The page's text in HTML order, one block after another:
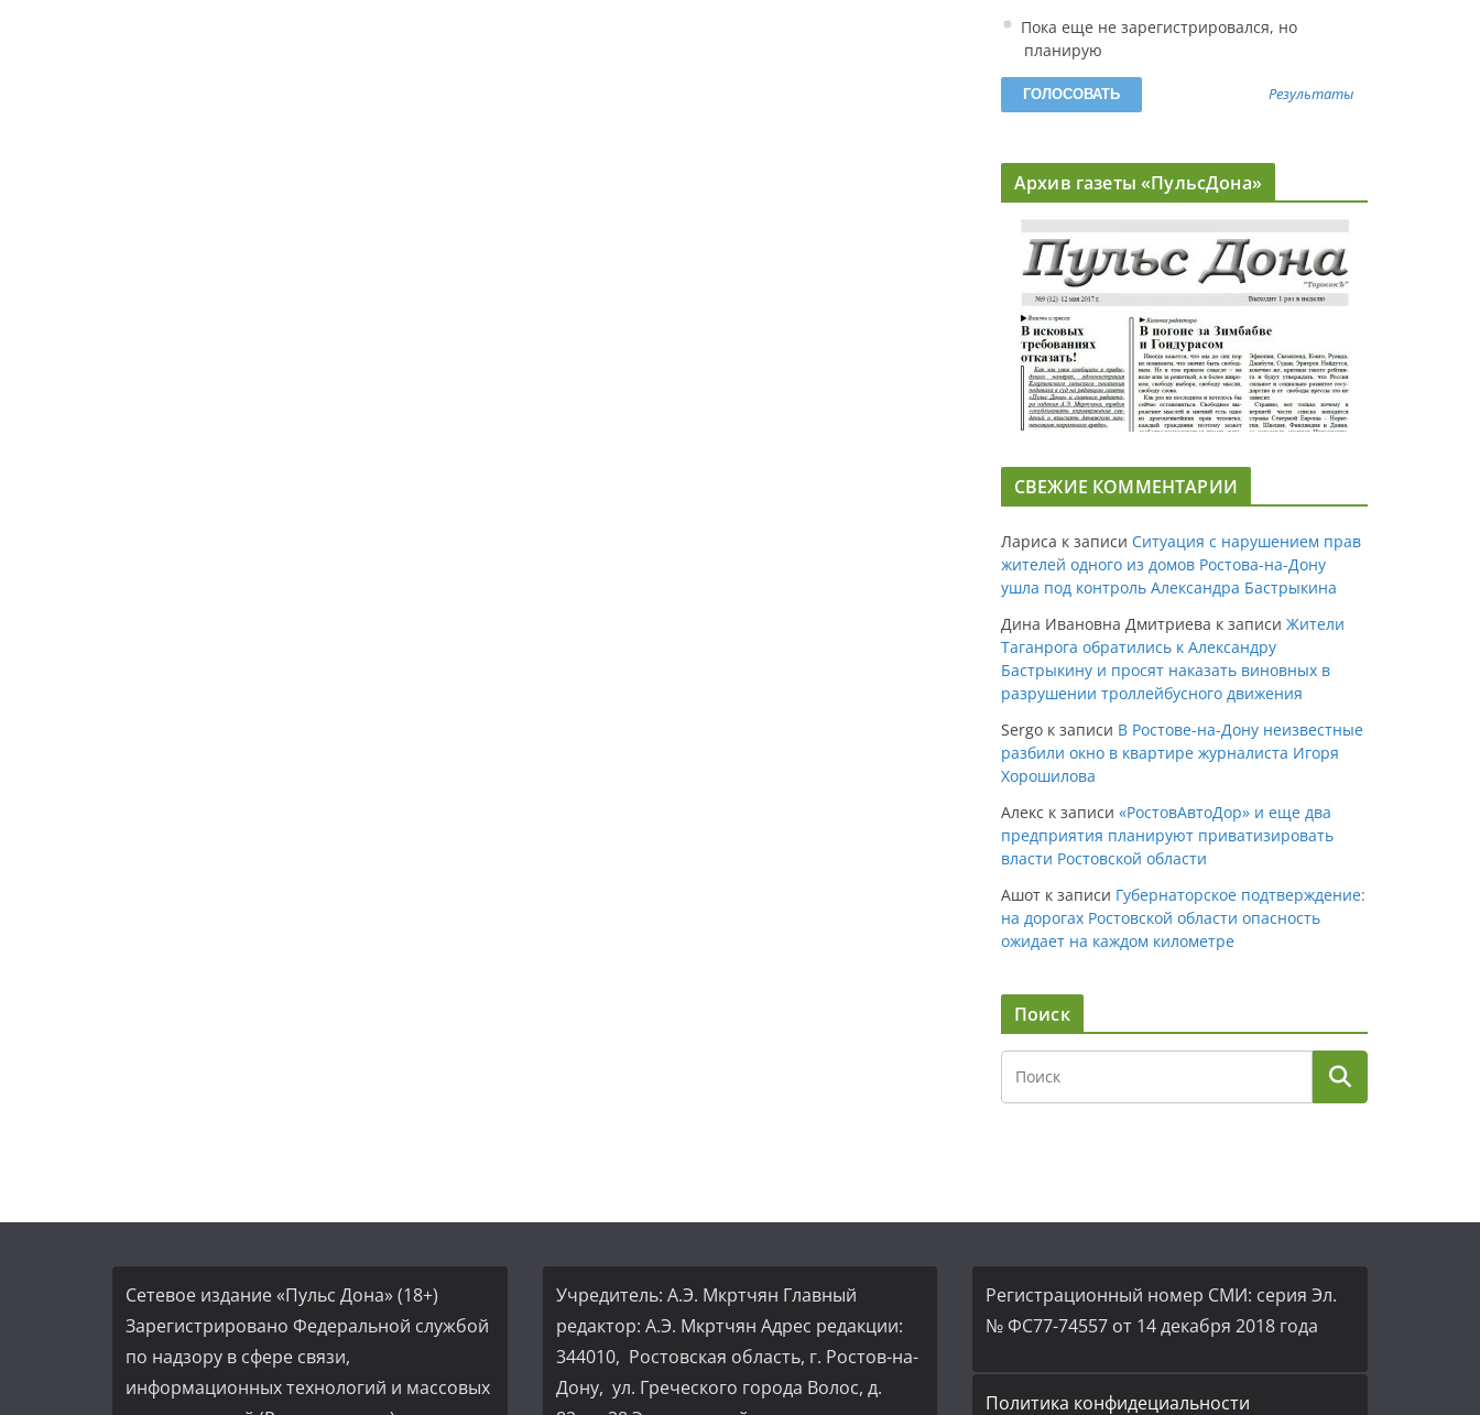
Пока еще не зарегистрировался, но
планирую
Результаты
Архив газеты «ПульсДона»
СВЕЖИЕ КОММЕНТАРИИ
Лариса к записи Ситуация с нарушением прав
жителей одного из домов Ростова-на-Дону
ушла под контроль Александра Бастрыкина
Дина Ивановна Дмитриева к записи Жители
Таганрога обратились к Александру
Бастрыкину и просят наказать виновных в
разрушении троллейбусного движения
Sergo к записи В Ростове-на-Дону неизвестные
разбили окно в квартире журналиста Игоря
Хорошилова
Алекс к записи «РостовАвтоДор» и еще два
предприятия планируют приватизировать
власти Ростовской области
Ашот к записи Губернаторское подтверждение:
на дорогах Ростовской области опасность
ожидает на каждом километре
Поиск
Сетевое издание «Пульс Дона» (18+)
Зарегистрировано Федеральной службой
по надзору в сфере связи,
информационных технологий и массовых
Учредитель: А.Э. Мкртчян Главный
редактор: А.Э. Мкртчян Адрес редакции:
344010, Ростовская область, г. Ростов-на-
Дону, ул. Греческого города Волос, д.
Регистрационный номер СМИ: серия Эл.
№ ФС77-74557 от 14 декабря 2018 года
Политика конфидециальности